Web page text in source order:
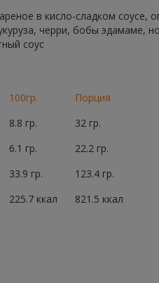
в кисло-сладком соусе,
черри, бобы эдамаме,
соус
100гр.
Порция
8.8 гр.
32 гр.
6.1 гр.
22.2 гр.
33.9 гр.
123.4 гр.
225.7 ккал 821.5 ккал